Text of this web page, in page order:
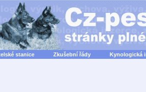
stanice Zkušební řády Kynologická